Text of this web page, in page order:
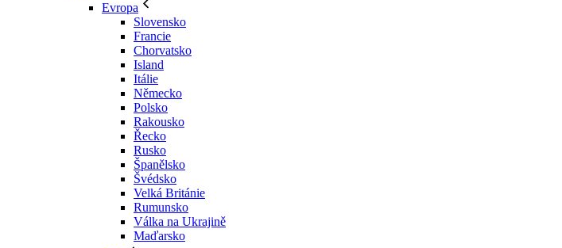
Evropa
Slovensko
Francie
Chorvatsko
Island
Itálie
Německo
Polsko
Rakousko
Řecko
Rusko
Španělsko
Švédsko
Velká Británie
Rumunsko
Válka na Ukrajině
Maďarsko